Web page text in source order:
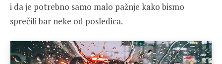
i da je potrebno samo malo pažnje kako bismo
sprečili bar neke od posledica.